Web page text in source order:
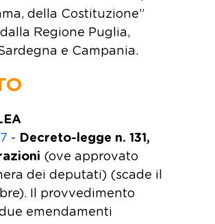
della Costituzione”
Regione Puglia,
e Campania.
- Decreto-legge n. 131,
(ove approvato
dei deputati) (scade il
Il provvedimento
emendamenti